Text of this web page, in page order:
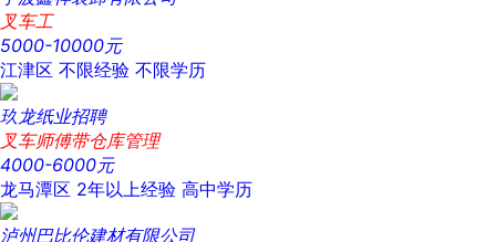
叉车工
5000-10000元
江津区 不限经验 不限学历
玖龙纸业招聘
叉车师傅带仓库管理
4000-6000元
龙马潭区 2年以上经验 高中学历
泸州巴比伦建材有限公司